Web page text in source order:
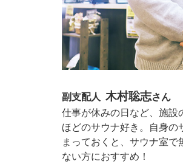
副支配人 木村聡志さん
仕事が休みの日など、施設
ほどのサウナ好き。自身
まっておくと、サウナ室
ない方におすすめ！